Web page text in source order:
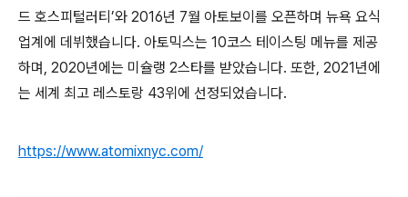
드 호스피털러티’와 2016년 7월 아토보이를 오픈하며 뉴욕 요식
업계에 데뷔했습니다. 아토믹스는 10코스 테이스팅 메뉴를 제공
하며, 2020년에는 미슐랭 2스타를 받았습니다. 또한, 2021년에
는 세계 최고 레스토랑 43위에 선정되었습니다.
https://www.atomixnyc.com/